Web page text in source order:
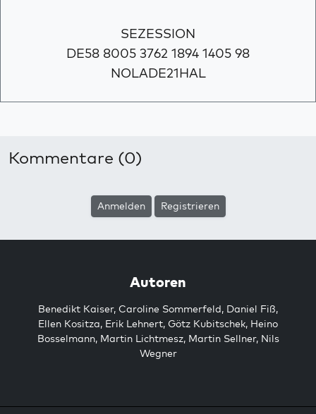
SEZESSION
DE58 8005 3762 1894 1405 98
NOLADE21HAL
Kommentare (0)
Anmelden Registrieren
Autoren
Benedikt Kaiser, Caroline Sommerfeld, Daniel Fiß,
Ellen Kositza, Erik Lehnert, Götz Kubitschek, Heino
Bosselmann, Martin Lichtmesz, Martin Sellner, Nils
Wegner